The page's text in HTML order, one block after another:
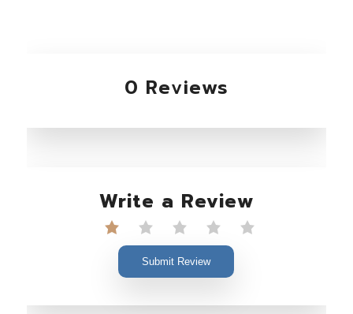
0 Reviews
Write a Review
Submit Review